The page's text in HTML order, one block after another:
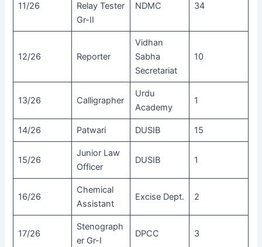
11/26
Relay Tester
Gr-II
NDMC 34
12/26 Reporter
Vidhan
Sabha
Secretariat
10
13/26 Calligrapher
Urdu
Academy
1
14/26 Patwari DUSIB 15
15/26
Junior Law
Officer
DUSIB 1
16/26
Chemical
Assistant
Excise Dept. 2
17/26
Stenograph
er Gr-I
DPCC 3